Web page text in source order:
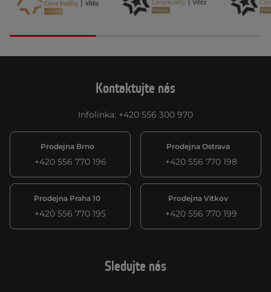
Kontaktujte nás
Infolinka: +420 556 300 970
Prodejna Brno
+420 556 770 196
Prodejna Ostrava
+420 556 770 198
Prodejna Praha 10
+420 556 770 195
Prodejna Vítkov
+420 556 770 199
Sledujte nás